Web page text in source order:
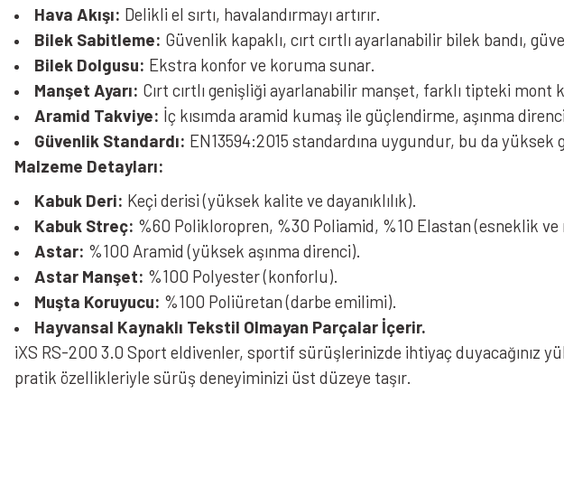
Hava Akışı: Delikli el sırtı, havalandırmayı artırır.
Bilek Sabitleme: Güvenlik kapaklı, cırt cırtlı ayarlanabilir bilek bandı,
Bilek Dolgusu: Ekstra konfor ve koruma sunar.
Manşet Ayarı: Cırt cırtlı genişliği ayarlanabilir manşet, farklı tipteki mont
Aramid Takviye: İç kısımda aramid kumaş ile güçlendirme, aşınma
Güvenlik Standardı: EN13594:2015 standardına uygundur, bu da yüksek
Malzeme Detayları:
Kabuk Deri: Keçi derisi (yüksek kalite ve dayanıklılık).
Kabuk Streç: %60 Polikloropren, %30 Poliamid, %10 Elastan (esneklik ve
Astar: %100 Aramid (yüksek aşınma direnci).
Astar Manşet: %100 Polyester (konforlu).
Muşta Koruyucu: %100 Poliüretan (darbe emilimi).
Hayvansal Kaynaklı Tekstil Olmayan Parçalar İçerir.
iXS RS-200 3.0 Sport eldivenler, sportif sürüşlerinizde ihtiyaç duyacağınız
pratik özellikleriyle sürüş deneyiminizi üst düzeye taşır.